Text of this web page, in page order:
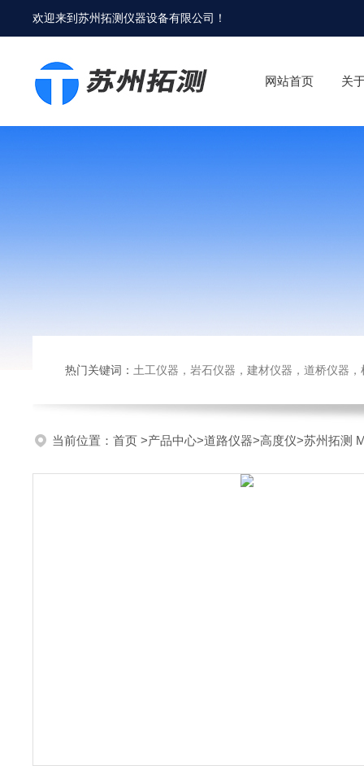
欢迎来到苏州拓测仪器设备有限公司 ！
网站首页 关
热门关键词： 土工仪器，岩石仪器，建材仪器，道桥仪器，检测
当前位置： 首页 >产品中心>道路仪器>高度仪>苏州拓测